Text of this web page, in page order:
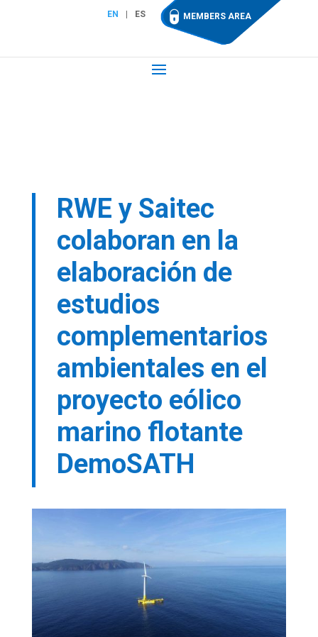
EN ES MEMBERS AREA
RWE y Saitec
colaboran en la
elaboración de
estudios
complementarios
ambientales en el
proyecto eólico
marino flotante
DemoSATH